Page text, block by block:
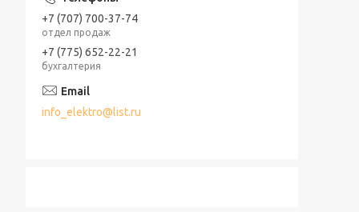
+7 (707) 700-37-74
отдел продаж
+7 (775) 652-22-21
бухгалтерия
info_elektro@list.ru